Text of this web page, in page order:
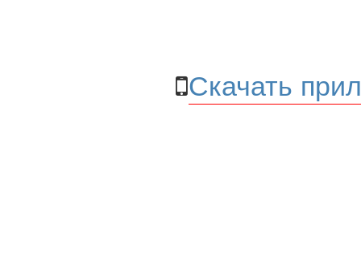
Скачать